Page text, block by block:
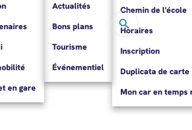
en gare
Actualités
Bons plans
Tourisme
Événementiel
Chemin de l'école
Horaires
Inscription
Duplicata de carte
Mon car en temps